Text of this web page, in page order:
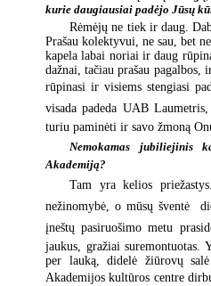
kurie daugiausiai padėjo Jūsų
Rėmėjų ne tiek ir daug.
Prašau kolektyvui, ne sau, bet
kapela labai noriai ir daug
dažnai, tačiau prašau
rūpinasi ir visiems stengiasi
visada padeda UAB
turiu paminėti ir savo žmoną
Nemokamas jubiliejinis
Akademiją?
Tam yra kelios
nežinomybė, o mūsų šventė 
įneštų pasiruošimo metu
jaukus, gražiai suremontuotas.
per lauką, didelė žiūrovų
Akademijos kultūros centre